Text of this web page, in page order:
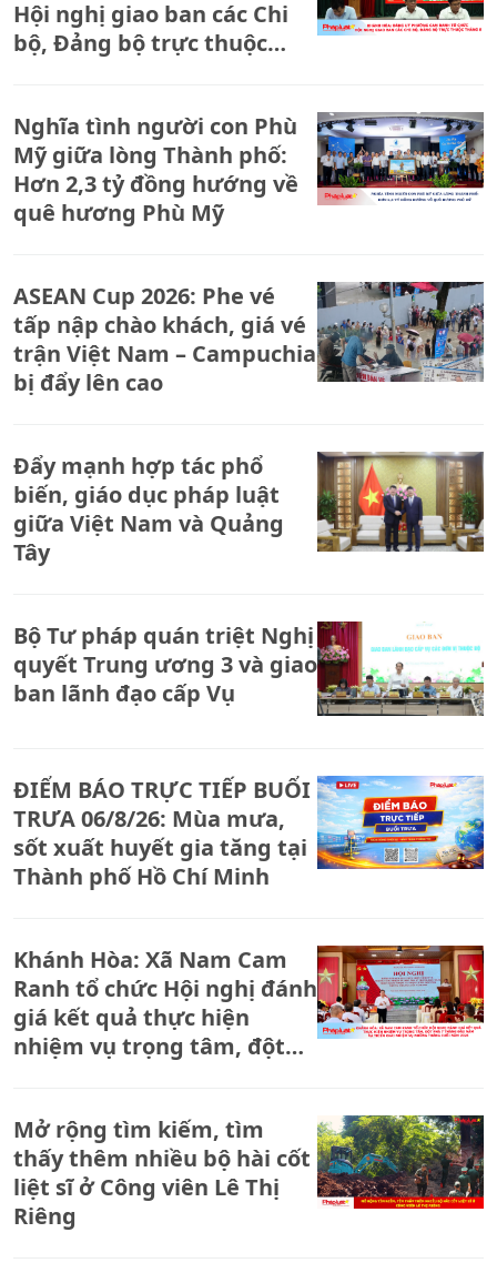
Hội nghị giao ban các Chi
bộ, Đảng bộ trực thuộc
Nghĩa tình người con Phù
Mỹ giữa lòng Thành phố:
Hơn 2,3 tỷ đồng hướng về
quê hương Phù Mỹ
ASEAN Cup 2026: Phe vé
tấp nập chào khách, giá vé
trận Việt Nam – Campuchia
bị đẩy lên cao
Đẩy mạnh hợp tác phổ
biến, giáo dục pháp luật
giữa Việt Nam và Quảng
Tây
Bộ Tư pháp quán triệt Nghị
quyết Trung ương 3 và giao
ban lãnh đạo cấp Vụ
ĐIỂM BÁO TRỰC TIẾP BUỔI
TRƯA 06/8/26: Mùa mưa,
sốt xuất huyết gia tăng tại
Thành phố Hồ Chí Minh
Khánh Hòa: Xã Nam Cam
Ranh tổ chức Hội nghị đánh
giá kết quả thực hiện
nhiệm vụ trọng tâm, đột
tháng cuối năm 2026
Mở rộng tìm kiếm, tìm
thấy thêm nhiều bộ hài cốt
liệt sĩ ở Công viên Lê Thị
Riêng